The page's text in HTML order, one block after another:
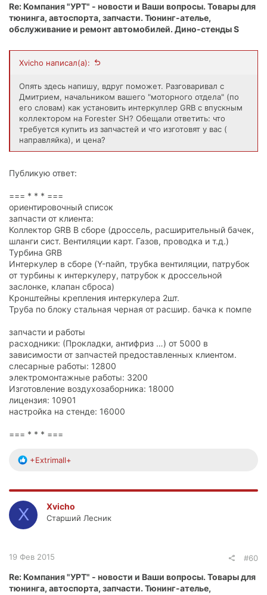
Re: Компания "УРТ" - новости и Ваши вопросы. Товары для
тюнинга, автоспорта, запчасти. Тюнинг-ателье,
обслуживание и ремонт автомобилей. Дино-стенды S
Xvicho написал(а):
Опять здесь напишу, вдруг поможет. Разговаривал с
Дмитрием, начальником вашего "моторного отдела" (по
его словам) как установить интеркуллер GRB с впускным
коллектором на Forester SH? Обещали ответить: что
требуется купить из запчастей и что изготовят у вас (
направляйка), и цена?
Публикую ответ:
=== * * * ===
ориентировочный список
запчасти от клиента:
Коллектор GRB В сборе (дроссель, расширительный бачек,
шланги сист. Вентиляции карт. Газов, проводка и т.д.)
Турбина GRB
Интеркулер в сборе (Y-пайп, трубка вентиляции, патрубок
от турбины к интеркулеру, патрубок к дроссельной
заслонке, клапан сброса)
Кронштейны крепления интеркулера 2шт.
Труба по блоку стальная черная от расшир. бачка к помпе
запчасти и работы
расходники: (Прокладки, антифриз …) от 5000 в
зависимости от запчастей предоставленных клиентом.
слесарные работы: 12800
электромонтажные работы: 3200
Изготовление воздухозаборника: 18000
лицензия: 10901
настройка на стенде: 16000
=== * * * ===
Р
к
ц
и
+Extrimall+
X Xvicho
Старший Лесник
19 Фев 2015 #60
Re: Компания "УРТ" - новости и Ваши вопросы. Товары для
тюнинга, автоспорта, запчасти. Тюнинг-ателье,